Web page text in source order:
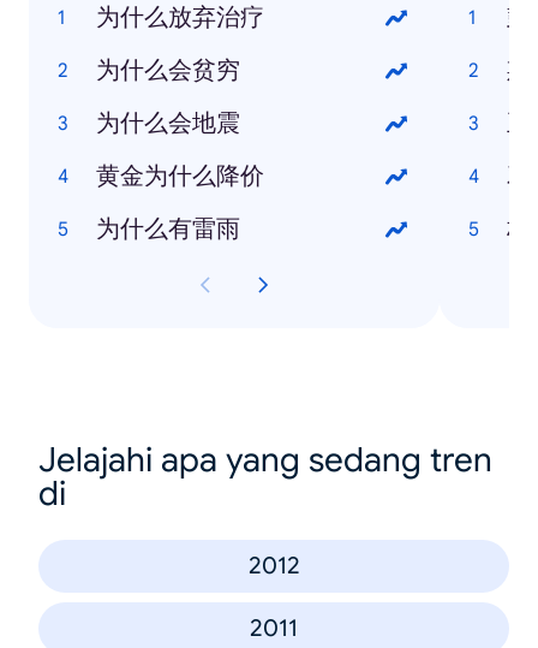
为什么放弃治疗
为什么会贫穷
为什么会地震
黄金为什么降价
为什么有雷雨
彭
斯
王
邓
林
Jelajahi apa yang sedang tren
di
2012
2011